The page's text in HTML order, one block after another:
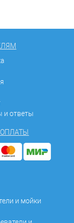
и ответы
и мойки